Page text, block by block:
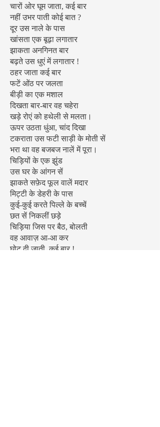
चारों ओर घूम जाता, कई बार
नहीं उभर पाती कोई बात ?
दूर उस नाले के पास
खांसता एक बूढ़ा लगातार
झाकता अनगिनत बार
बढ़ते उस धुएं में लगातार !
ठहर जाता कई बार
फटें ओंठ पर जलता
बीड़ी का एक मशाल
दिखता बार-बार वह चहेरा
खड़े रोएं को हथेली से मलता।
ऊपर उठता धुंआ, चांद दिखा
टकराता उस फटी साड़ी के मोती सें
भरा था वह बजबज नालें में पूरा।
चिड़ियों के एक झुंड
उस घर के आंगन सें
झाकते सफ़ेद फूल वालें मदार
मिट्टी के डेहरी के पास
कुई-कुई करते पिल्ले के बच्चें
छत सें निकलीं छड़े
चिड़िया जिस पर बैठ, बोलती
वह आवाज़ आ-आ कर
घोट दी जाती, कई बार !